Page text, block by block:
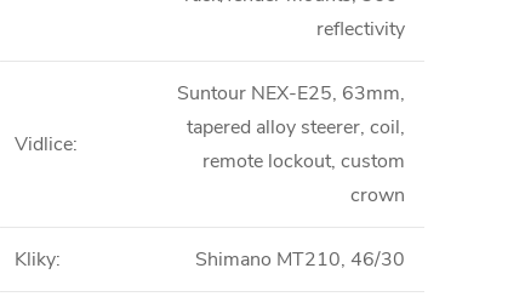
reflectivity
Vidlice:
Suntour NEX-E25, 63mm,
tapered alloy steerer, coil,
remote lockout, custom
crown
Kliky: Shimano MT210, 46/30